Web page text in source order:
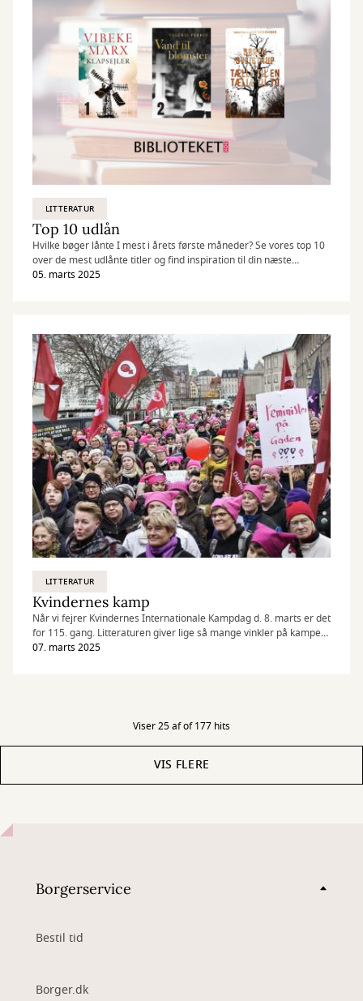
LITTERATUR
Top 10 udlån
Hvilke bøger lånte I mest i årets første måneder? Se vores top 10
over de mest udlånte titler og find inspiration til din næste
læseoplevelse.
05. marts 2025
LITTERATUR
Kvindernes kamp
Når vi fejrer Kvindernes Internationale Kampdag d. 8. marts er det
for 115. gang. Litteraturen giver lige så mange vinkler på kampen
for ligestilling.
07. marts 2025
Viser 25 af of 177 hits
VIS FLERE
Borgerservice
Bestil tid
Borger.dk